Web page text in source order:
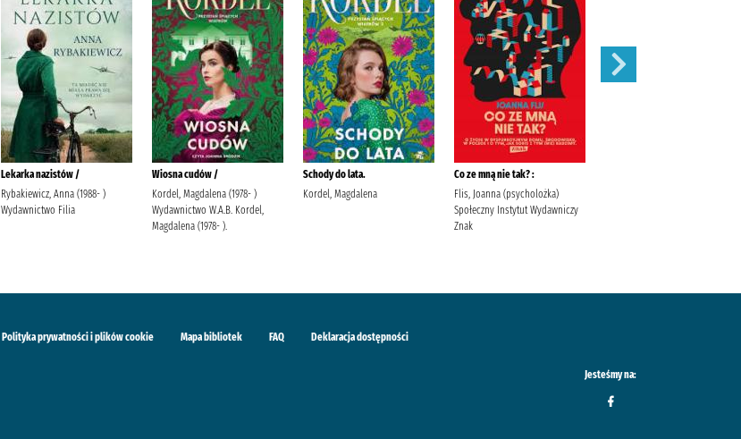
Lekarka nazistów /
Rybakiewicz, Anna (1988- )
Wydawnictwo Filia
Wiosna cudów /
Kordel, Magdalena (1978- )
Wydawnictwo W.A.B. Kordel,
Magdalena (1978- ).
Schody do lata.
Kordel, Magdalena
Co ze mną nie tak? :
Flis, Joanna (psycholożka)
Społeczny Instytut Wydawniczy
Znak
Polityka prywatności i plików cookie Mapa bibliotek FAQ Deklaracja dostępności
Jesteśmy na: